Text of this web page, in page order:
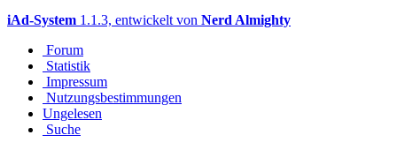
iAd-System 1.1.3, entwickelt von Nerd Almighty
Forum
Statistik
Impressum
Nutzungsbestimmungen
Ungelesen
Suche